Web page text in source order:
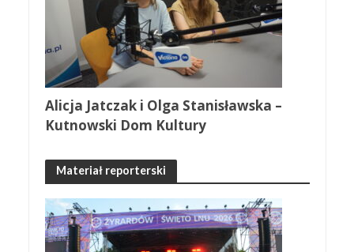
Alicja Jatczak i Olga Stanisławska –
Kutnowski Dom Kultury
Materiał reporterski